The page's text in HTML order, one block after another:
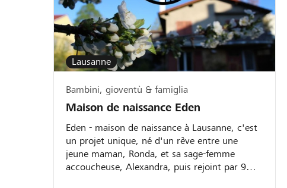
Lausanne
Bambini, gioventù & famiglia
Maison de naissance Eden
Eden - maison de naissance à Lausanne, c'est
un projet unique, né d'un rêve entre une
jeune maman, Ronda, et sa sage-femme
accoucheuse, Alexandra, puis rejoint par 9